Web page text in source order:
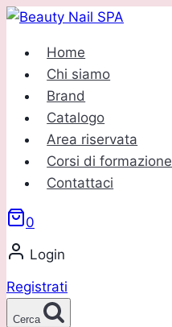
Salta
contenuto
Home
Chi siamo
Brand
Catalogo
Area riservata
Corsi di formazione
Contattaci
0
Login
Registrati
Cerca